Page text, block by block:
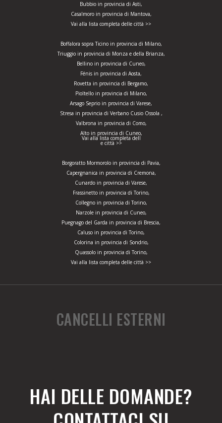
Bubbio in provincia di Asti,
Casalmoro in provincia di Mantova,
Vai alla lista completa delle città >>
Boffalora sopra Ticino in provincia di Milano,
Triuggio in provincia di Monza e della Brianza,
Bellino in provincia di Cuneo,
Fénis in provincia di Aosta,
Rovetta in provincia di Bergamo,
Pioltello in provincia di Milano,
Arsago Seprio in provincia di Varese,
Stresa in provincia di Verbano Cusio Ossola ,
Valbrona in provincia di Como,
Alto in provincia di Cuneo,
Vai alla lista completa dell
e città >>
Borgoratto Mormorolo in provincia di Pavia,
Capergnanica in provincia di Cremona,
Cunardo in provincia di Varese,
Frassinetto in provincia di Torino,
Collegno in provincia di Torino,
Narzole in provincia di Cuneo,
Puegnago del Garda in provincia di Brescia,
Caluso in provincia di Torino,
Colorina in provincia di Sondrio,
Quassolo in provincia di Torino,
Vai alla lista completa delle città >>
CANCELLI ESTERNI
HAI DELLE DOMANDE?